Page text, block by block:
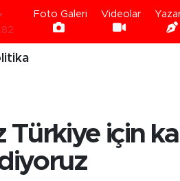
Foto Galeri Videolar
için